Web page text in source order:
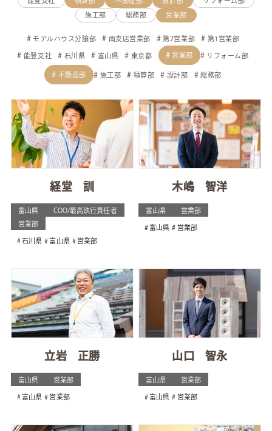
施工部 総務部 営業部
モデルハウス分譲部 南支店営業部 第2営業部 第1営業部
能登支社 石川県 富山県 東京都 営業部 リフォーム部
不動産部 施工部 積算部 設計部 総務部
経堂 訓
富山県
COO/最高執行責任者
営業部
石川県 富山県 営業部
木嶋 智洋
富山県 営業部
富山県 営業部
立岩 正勝
富山県 営業部
富山県 営業部
山口 智永
富山県 営業部
富山県 営業部